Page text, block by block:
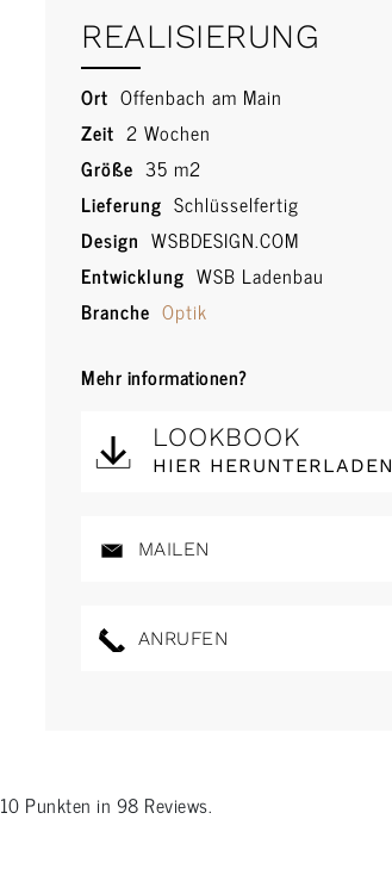
REALISIERUNG
Ort Offenbach am Main
Zeit 2 Wochen
Größe 35 m2
Lieferung Schlüsselfertig
Design WSBDESIGN.COM
Entwicklung WSB Ladenbau
Branche Optik
Mehr informationen?
LOOKBOOK
HIER HERUNTERLADEN
MAILEN
ANRUFEN
10 Punkten in 98 Reviews.